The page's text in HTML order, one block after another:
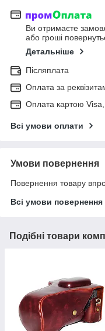
Ви отримаєте
або гроші
Детальніше
Післяплата
Оплата за
Оплата картою
Всі умови оплати
Умови повернення
Повернення товару
Всі умови повернення
Подібні товари